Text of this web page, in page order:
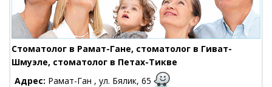
Стоматолог в Рамат-Гане, стоматолог в Гиват-
Шмуэле, стоматолог в Петах-Тикве
Адрес: Рамат-Ган , ул. Бялик, 65